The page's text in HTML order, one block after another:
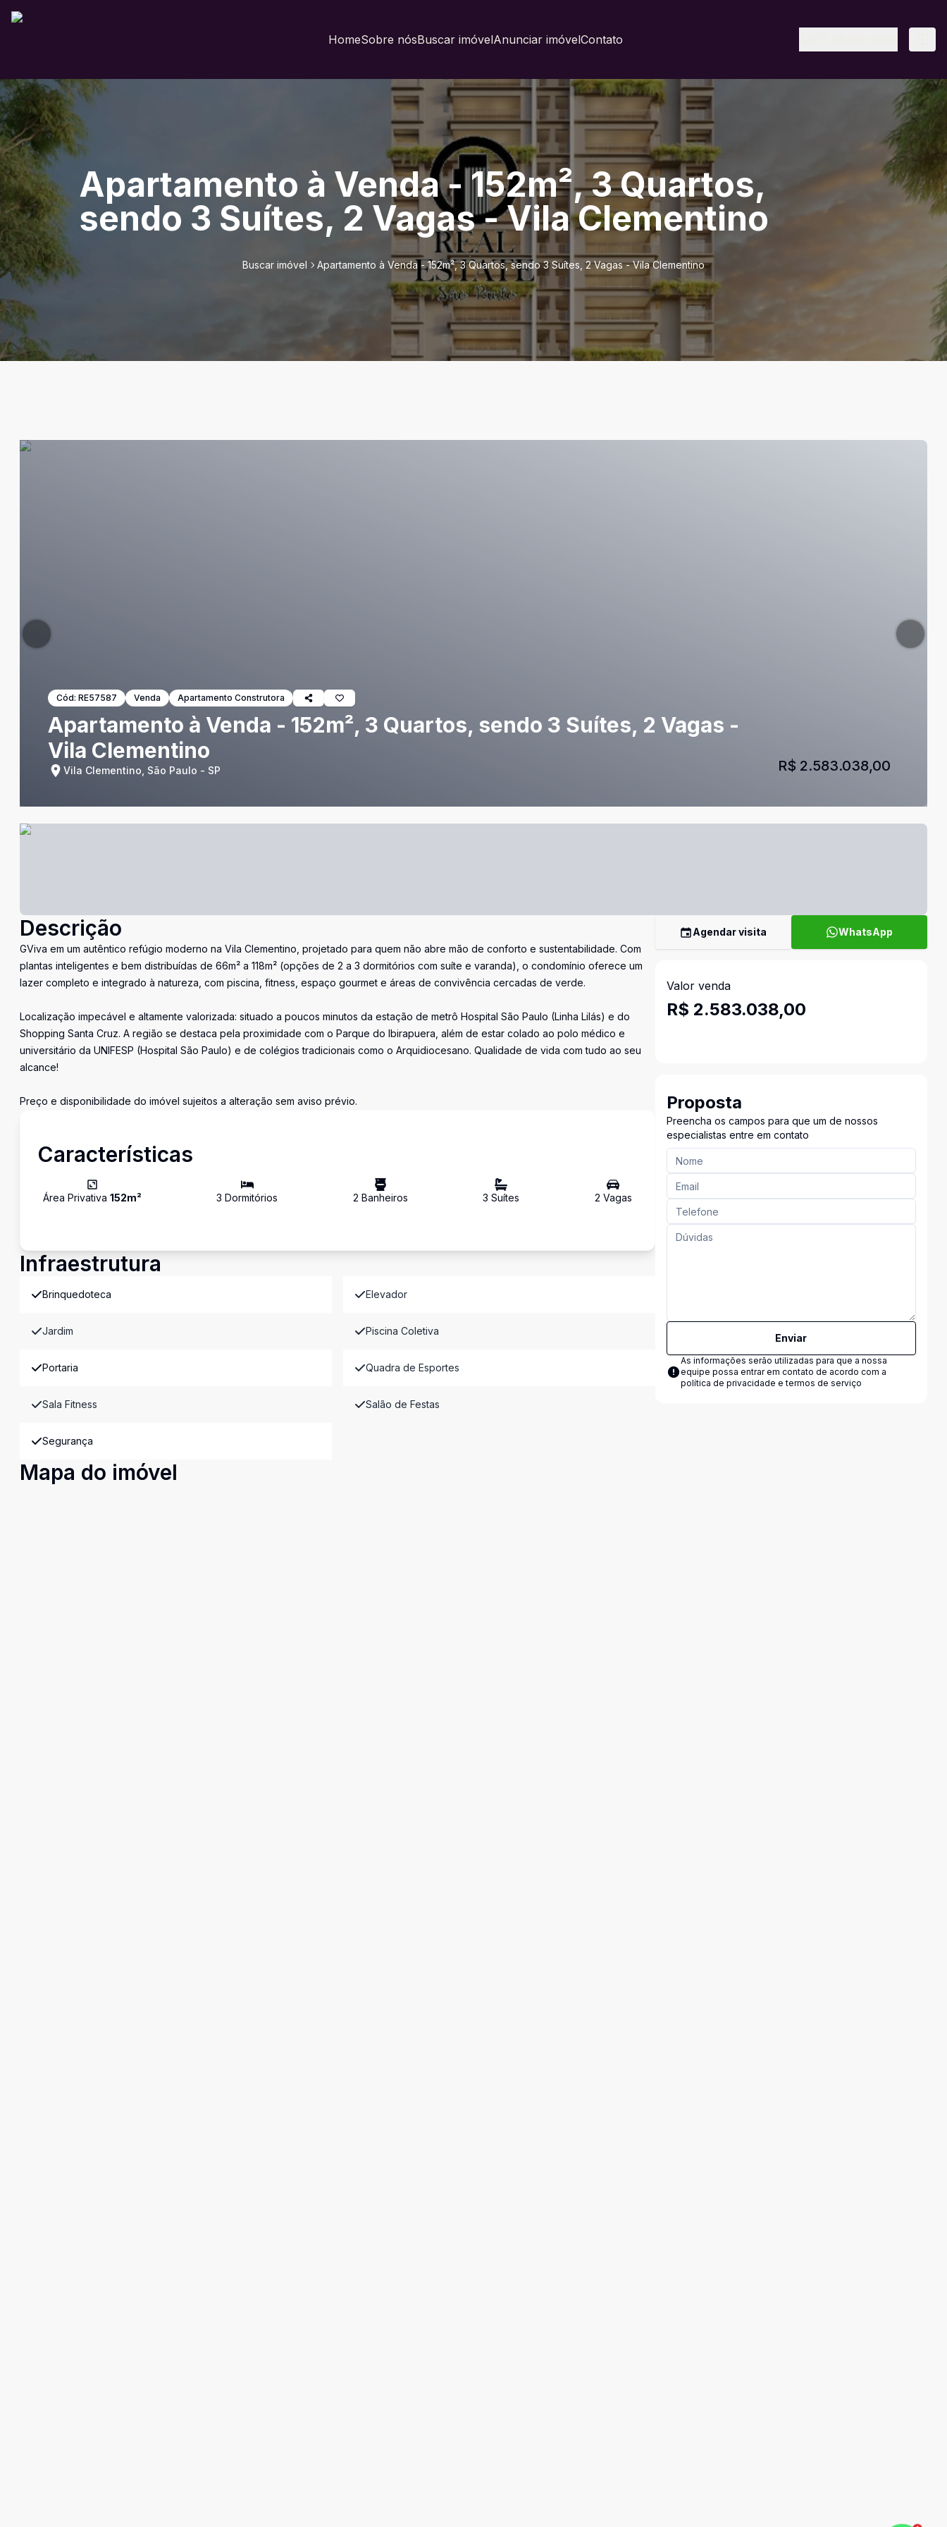
HomeSobre nósBuscar imóvelAnunciar imóvelContato
Apartamento à Venda - 152m², 3 Quartos,
sendo 3 Suítes, 2 Vagas - Vila Clementino
Buscar imóvel Apartamento à Venda - 152m², 3 Quartos, sendo 3 Suítes, 2 Vagas - Vila Clementino
Cód: RE57587 Venda Apartamento Construtora
Apartamento à Venda - 152m², 3 Quartos, sendo 3 Suítes, 2 Vagas -
Vila Clementino
Vila Clementino, São Paulo - SP R$ 2.583.038,00
Descrição
GViva em um autêntico refúgio moderno na Vila Clementino, projetado para quem não abre mão de conforto e sustentabilidade. Com
plantas inteligentes e bem distribuídas de 66m² a 118m² (opções de 2 a 3 dormitórios com suíte e varanda), o condomínio oferece um
lazer completo e integrado à natureza, com piscina, fitness, espaço gourmet e áreas de convivência cercadas de verde.
Localização impecável e altamente valorizada: situado a poucos minutos da estação de metrô Hospital São Paulo (Linha Lilás) e do
Shopping Santa Cruz. A região se destaca pela proximidade com o Parque do Ibirapuera, além de estar colado ao polo médico e
universitário da UNIFESP (Hospital São Paulo) e de colégios tradicionais como o Arquidiocesano. Qualidade de vida com tudo ao seu
alcance!
Preço e disponibilidade do imóvel sujeitos a alteração sem aviso prévio.
Características
Área Privativa 152m² 3 Dormitórios 2 Banheiros 3 Suítes 2 Vagas
Infraestrutura
Brinquedoteca Elevador
Jardim Piscina Coletiva
Portaria Quadra de Esportes
Sala Fitness Salão de Festas
Segurança
Mapa do imóvel
Agendar visita WhatsApp
Valor venda
R$ 2.583.038,00
Proposta
Preencha os campos para que um de nossos
especialistas entre em contato
Enviar
As informações serão utilizadas para que a nossa
equipe possa entrar em contato de acordo com a
política de privacidade e termos de serviço